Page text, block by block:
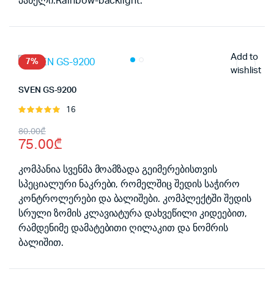
7%
Add to
wishlist
SVEN GS-9200
შეფასება
დან
16
80.00₾
Original
price
was:
80.00₾.
75.00₾
Current
price
is:
75.00₾.
კომპანია სვენმა მოამზადა გეიმერებისთვის
სპეციალური ნაკრები, რომელშიც შედის საჭირო
კონტროლერები და ბალიშები. კომპლექტში შედის
სრული ზომის კლავიატურა დახვეწილი კიდეებით,
რამდენიმე დამატებითი ღილაკით და ნომრის
ბალიშით.